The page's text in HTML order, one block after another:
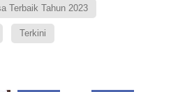
Terbaik Tahun 2023
Terkini